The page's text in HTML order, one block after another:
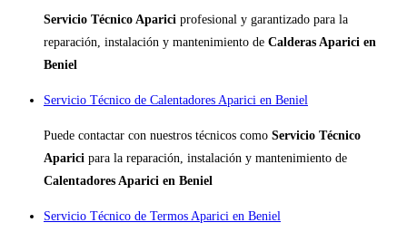
Servicio Técnico Aparici profesional y garantizado para la
reparación, instalación y mantenimiento de Calderas Aparici en
Beniel
Servicio Técnico de Calentadores Aparici en Beniel
Puede contactar con nuestros técnicos como Servicio Técnico
Aparici para la reparación, instalación y mantenimiento de
Calentadores Aparici en Beniel
Servicio Técnico de Termos Aparici en Beniel